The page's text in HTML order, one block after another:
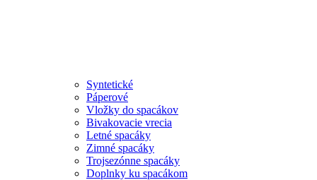
Syntetické
Páperové
Vložky do spacákov
Bivakovacie vrecia
Letné spacáky
Zimné spacáky
Trojsezónne spacáky
Doplnky ku spacákom